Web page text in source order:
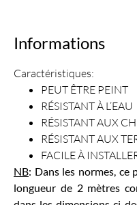
Informations
Caractéristiques:
PEUT ÊTRE PEINT
RÉSISTANT À L’EAU
RÉSISTANT AUX
RÉSISTANT AUX
FACILE À
NB: Dans les normes,
longueur de 2 mètres